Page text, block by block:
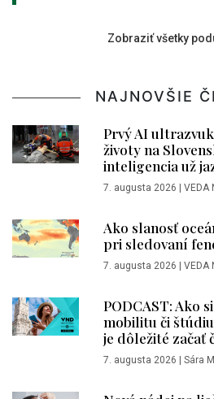
Zobraziť všetky
NAJNOVŠIE
Prvý AI
životy na
inteligencia už
7. augusta 2026 VEDA
Ako slanosť
pri sledovaní
7. augusta 2026 VEDA
PODCAST: Ako
mobilitu či
je dôležité začať
7. augusta 2026 Sára